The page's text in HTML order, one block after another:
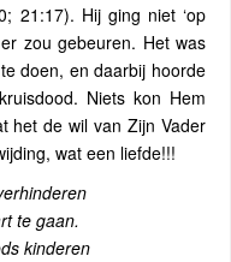
21:17). Hij ging niet ‘op
zou gebeuren. Het was
doen, en daarbij hoorde
Niets kon Hem
het de wil van Zijn Vader
wat een liefde!!!
te gaan.
kinderen